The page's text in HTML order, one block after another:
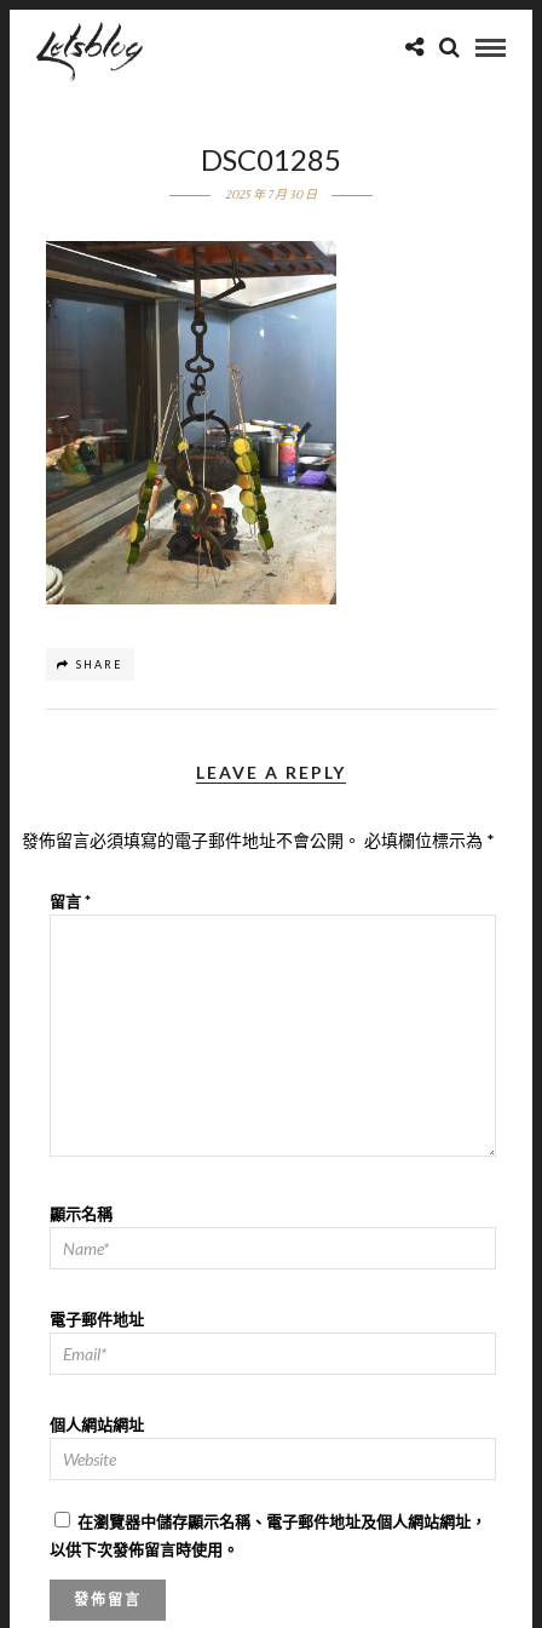
DSC01285
2025 年 7 月 30 日
SHARE
LEAVE A REPLY
發佈留言必須填寫的電子郵件地址不會公開。 必填欄位標示為 *
留言*
顯示名稱
電子郵件地址
個人網站網址
在瀏覽器中儲存顯示名稱、電子郵件地址及個人網站網址，
以供下次發佈留言時使用。